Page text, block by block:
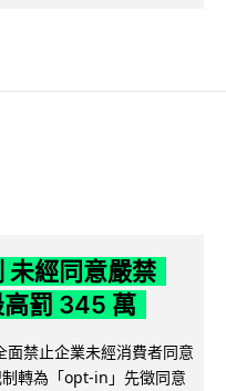
未經同意嚴禁
罰 345 萬
禁止企業未經消費者同意
轉為「opt-in」先徵同意